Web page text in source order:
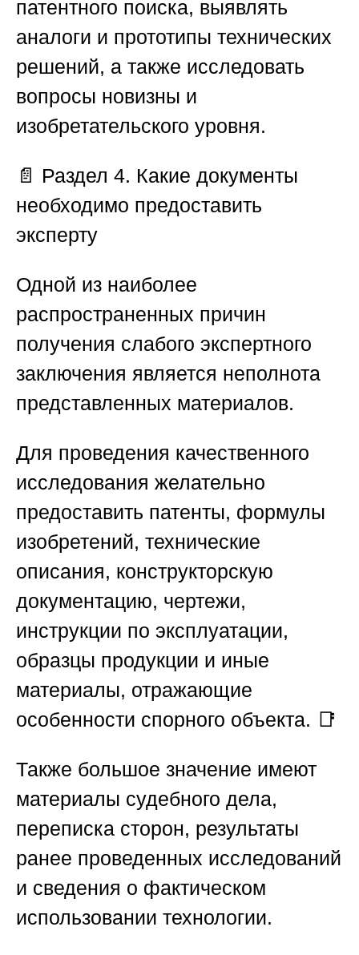
патентного поиска, выявлять
аналоги и прототипы технических
решений, а также исследовать
вопросы новизны и
изобретательского уровня.
📄 Раздел 4. Какие документы
необходимо предоставить
эксперту
Одной из наиболее
распространенных причин
получения слабого экспертного
заключения является неполнота
представленных материалов.
Для проведения качественного
исследования желательно
предоставить патенты, формулы
изобретений, технические
описания, конструкторскую
документацию, чертежи,
инструкции по эксплуатации,
образцы продукции и иные
материалы, отражающие
особенности спорного объекта. 📑
Также большое значение имеют
материалы судебного дела,
переписка сторон, результаты
ранее проведенных исследований
и сведения о фактическом
использовании технологии.